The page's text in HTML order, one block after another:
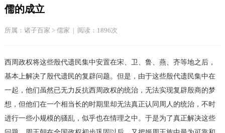
儒的成立
所属： 诸子百家 > 儒家 | 阅读：1896次
西周政权将这些殷代遗民集中安置在宋、卫、鲁、燕、齐等地之后，
基本上解决了殷代遗民的复辟问题。但是，由于这些殷代遗民集中在
一起，他们虽然已无力反抗西周政权的统治，无法实现复辟殷商的梦
想，但他们在一个相当长的时期里却无法真正认同周人的统治，不时
进行一些小规模的骚乱，似乎也在情理之中。于是为了真正解决这些